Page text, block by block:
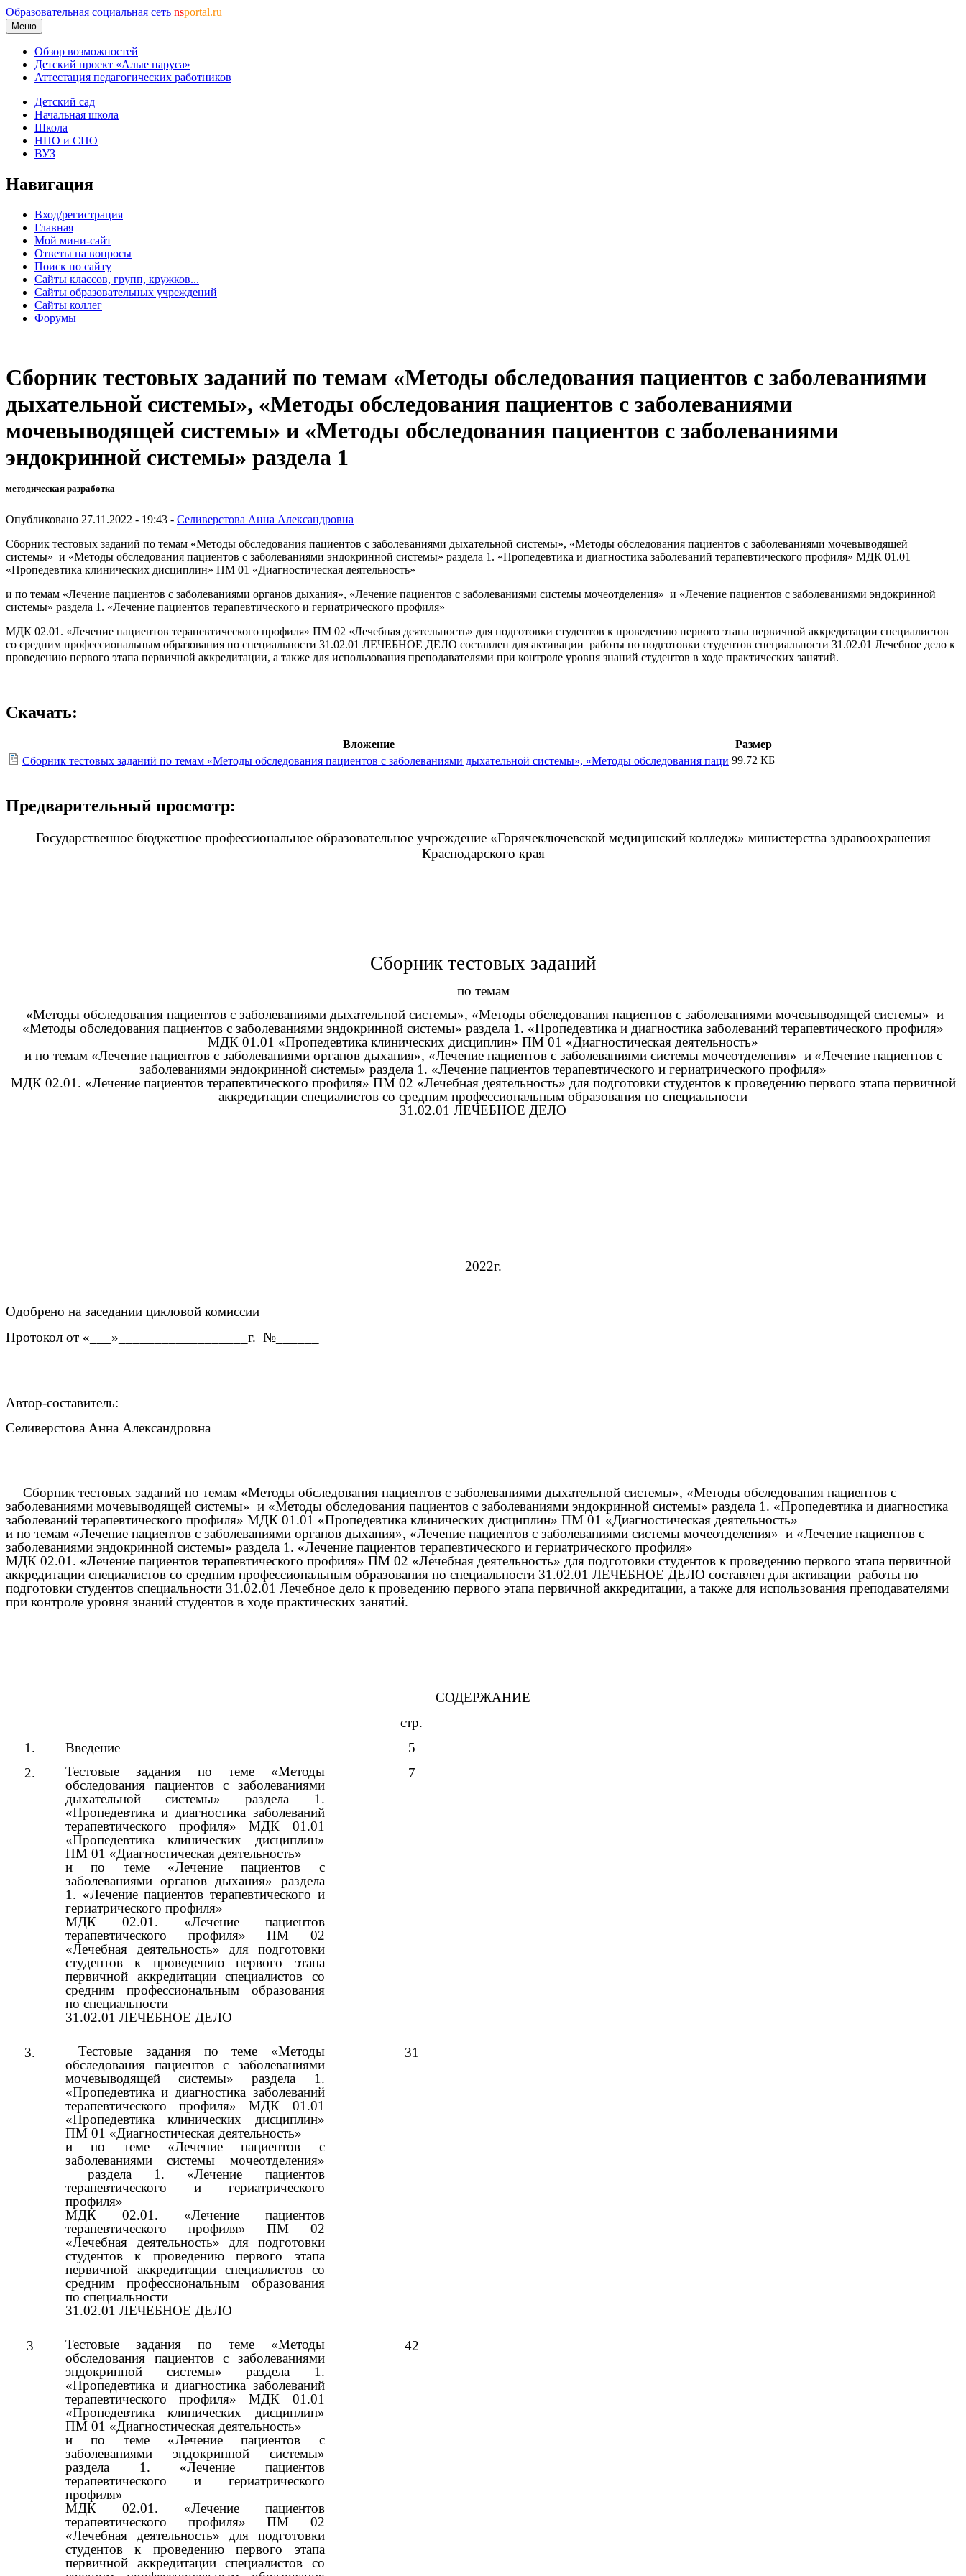
Образовательная социальная сеть nsportal.ru
Меню
Обзор возможностей
Детский проект «Алые паруса»
Аттестация педагогических работников
Детский сад
Начальная школа
Школа
НПО и СПО
ВУЗ
Навигация
Вход/регистрация
Главная
Мой мини-сайт
Ответы на вопросы
Поиск по сайту
Сайты классов, групп, кружков...
Сайты образовательных учреждений
Сайты коллег
Форумы
Сборник тестовых заданий по темам «Методы обследования пациентов с заболеваниями
дыхательной системы», «Методы обследования пациентов с заболеваниями
мочевыводящей системы» и «Методы обследования пациентов с заболеваниями
эндокринной системы» раздела 1
методическая разработка
Опубликовано 27.11.2022 - 19:43 - Селиверстова Анна Александровна
Сборник тестовых заданий по темам «Методы обследования пациентов с заболеваниями дыхательной системы», «Методы обследования пациентов с заболеваниями мочевыводящей
системы» и «Методы обследования пациентов с заболеваниями эндокринной системы» раздела 1. «Пропедевтика и диагностика заболеваний терапевтического профиля» МДК 01.01
«Пропедевтика клинических дисциплин» ПМ 01 «Диагностическая деятельность»
и по темам «Лечение пациентов с заболеваниями органов дыхания», «Лечение пациентов с заболеваниями системы мочеотделения» и «Лечение пациентов с заболеваниями эндокринной
системы» раздела 1. «Лечение пациентов терапевтического и гериатрического профиля»
МДК 02.01. «Лечение пациентов терапевтического профиля» ПМ 02 «Лечебная деятельность» для подготовки студентов к проведению первого этапа первичной аккредитации специалистов
со средним профессиональным образования по специальности 31.02.01 ЛЕЧЕБНОЕ ДЕЛО составлен для активации работы по подготовки студентов специальности 31.02.01 Лечебное дело к
проведению первого этапа первичной аккредитации, а также для использования преподавателями при контроле уровня знаний студентов в ходе практических занятий.
Скачать:
Вложение
Размер
Сборник тестовых заданий по темам «Методы обследования пациентов с заболеваниями дыхательной системы», «Методы обследования паци 99.72 КБ
Предварительный просмотр:
Государственное бюджетное профессиональное образовательное учреждение «Горячеключевской медицинский колледж» министерства здравоохранения
Краснодарского края
Сборник тестовых заданий
по темам
«Методы обследования пациентов с заболеваниями дыхательной системы», «Методы обследования пациентов с заболеваниями мочевыводящей системы» и
«Методы обследования пациентов с заболеваниями эндокринной системы» раздела 1. «Пропедевтика и диагностика заболеваний терапевтического профиля»
МДК 01.01 «Пропедевтика клинических дисциплин» ПМ 01 «Диагностическая деятельность»
и по темам «Лечение пациентов с заболеваниями органов дыхания», «Лечение пациентов с заболеваниями системы мочеотделения» и «Лечение пациентов с
заболеваниями эндокринной системы» раздела 1. «Лечение пациентов терапевтического и гериатрического профиля»
МДК 02.01. «Лечение пациентов терапевтического профиля» ПМ 02 «Лечебная деятельность» для подготовки студентов к проведению первого этапа первичной
аккредитации специалистов со средним профессиональным образования по специальности
31.02.01 ЛЕЧЕБНОЕ ДЕЛО
2022г.
Одобрено на заседании цикловой комиссии
Протокол от «___»__________________г. №______
Автор-составитель:
Селиверстова Анна Александровна
Сборник тестовых заданий по темам «Методы обследования пациентов с заболеваниями дыхательной системы», «Методы обследования пациентов с
заболеваниями мочевыводящей системы» и «Методы обследования пациентов с заболеваниями эндокринной системы» раздела 1. «Пропедевтика и диагностика
заболеваний терапевтического профиля» МДК 01.01 «Пропедевтика клинических дисциплин» ПМ 01 «Диагностическая деятельность»
и по темам «Лечение пациентов с заболеваниями органов дыхания», «Лечение пациентов с заболеваниями системы мочеотделения» и «Лечение пациентов с
заболеваниями эндокринной системы» раздела 1. «Лечение пациентов терапевтического и гериатрического профиля»
МДК 02.01. «Лечение пациентов терапевтического профиля» ПМ 02 «Лечебная деятельность» для подготовки студентов к проведению первого этапа первичной
аккредитации специалистов со средним профессиональным образования по специальности 31.02.01 ЛЕЧЕБНОЕ ДЕЛО составлен для активации работы по
подготовки студентов специальности 31.02.01 Лечебное дело к проведению первого этапа первичной аккредитации, а также для использования преподавателями
при контроле уровня знаний студентов в ходе практических занятий.
СОДЕРЖАНИЕ
стр.
1.
Введение
5
2.
Тестовые задания по теме «Методы
обследования пациентов с заболеваниями
дыхательной системы» раздела 1.
«Пропедевтика и диагностика заболеваний
терапевтического профиля» МДК 01.01
«Пропедевтика клинических дисциплин»
ПМ 01 «Диагностическая деятельность»
и по теме «Лечение пациентов с
заболеваниями органов дыхания» раздела
1. «Лечение пациентов терапевтического и
гериатрического профиля»
МДК 02.01. «Лечение пациентов
терапевтического профиля» ПМ 02
«Лечебная деятельность» для подготовки
студентов к проведению первого этапа
первичной аккредитации специалистов со
средним профессиональным образования
по специальности
31.02.01 ЛЕЧЕБНОЕ ДЕЛО
7
3.
Тестовые задания по теме «Методы
обследования пациентов с заболеваниями
мочевыводящей системы» раздела 1.
«Пропедевтика и диагностика заболеваний
терапевтического профиля» МДК 01.01
«Пропедевтика клинических дисциплин»
ПМ 01 «Диагностическая деятельность»
и по теме «Лечение пациентов с
заболеваниями системы мочеотделения»
раздела 1. «Лечение пациентов
терапевтического и гериатрического
профиля»
МДК 02.01. «Лечение пациентов
терапевтического профиля» ПМ 02
«Лечебная деятельность» для подготовки
студентов к проведению первого этапа
первичной аккредитации специалистов со
средним профессиональным образования
по специальности
31.02.01 ЛЕЧЕБНОЕ ДЕЛО
31
3
Тестовые задания по теме «Методы
обследования пациентов с заболеваниями
эндокринной системы» раздела 1.
«Пропедевтика и диагностика заболеваний
терапевтического профиля» МДК 01.01
«Пропедевтика клинических дисциплин»
ПМ 01 «Диагностическая деятельность»
и по теме «Лечение пациентов с
заболеваниями эндокринной системы»
раздела 1. «Лечение пациентов
терапевтического и гериатрического
профиля»
МДК 02.01. «Лечение пациентов
терапевтического профиля» ПМ 02
«Лечебная деятельность» для подготовки
студентов к проведению первого этапа
первичной аккредитации специалистов со
42